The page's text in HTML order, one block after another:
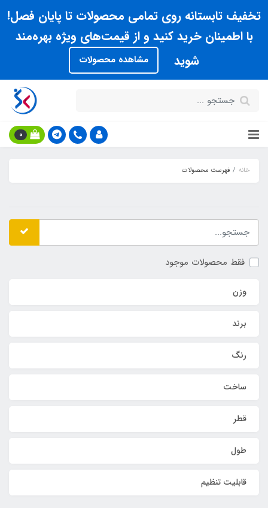
تخفیف تابستانه روی تمامی محصولات تا پایان فصل!
با اطمینان خرید کنید و از قیمت‌های ویژه بهره‌مند
شوید
مشاهده محصولات
0
خانه فهرست محصولات
فقط محصولات موجود
وزن
برند
رنگ
ساخت
قطر
طول
قابلیت تنظیم